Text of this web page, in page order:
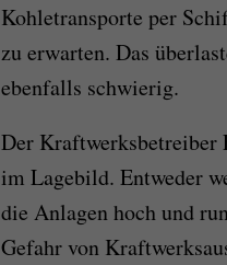
Kohletransporte per
zu erwarten. Das
ebenfalls schwierig.
Der Kraftwerksbetreiber
im Lagebild. Entweder
die Anlagen hoch und
Gefahr von